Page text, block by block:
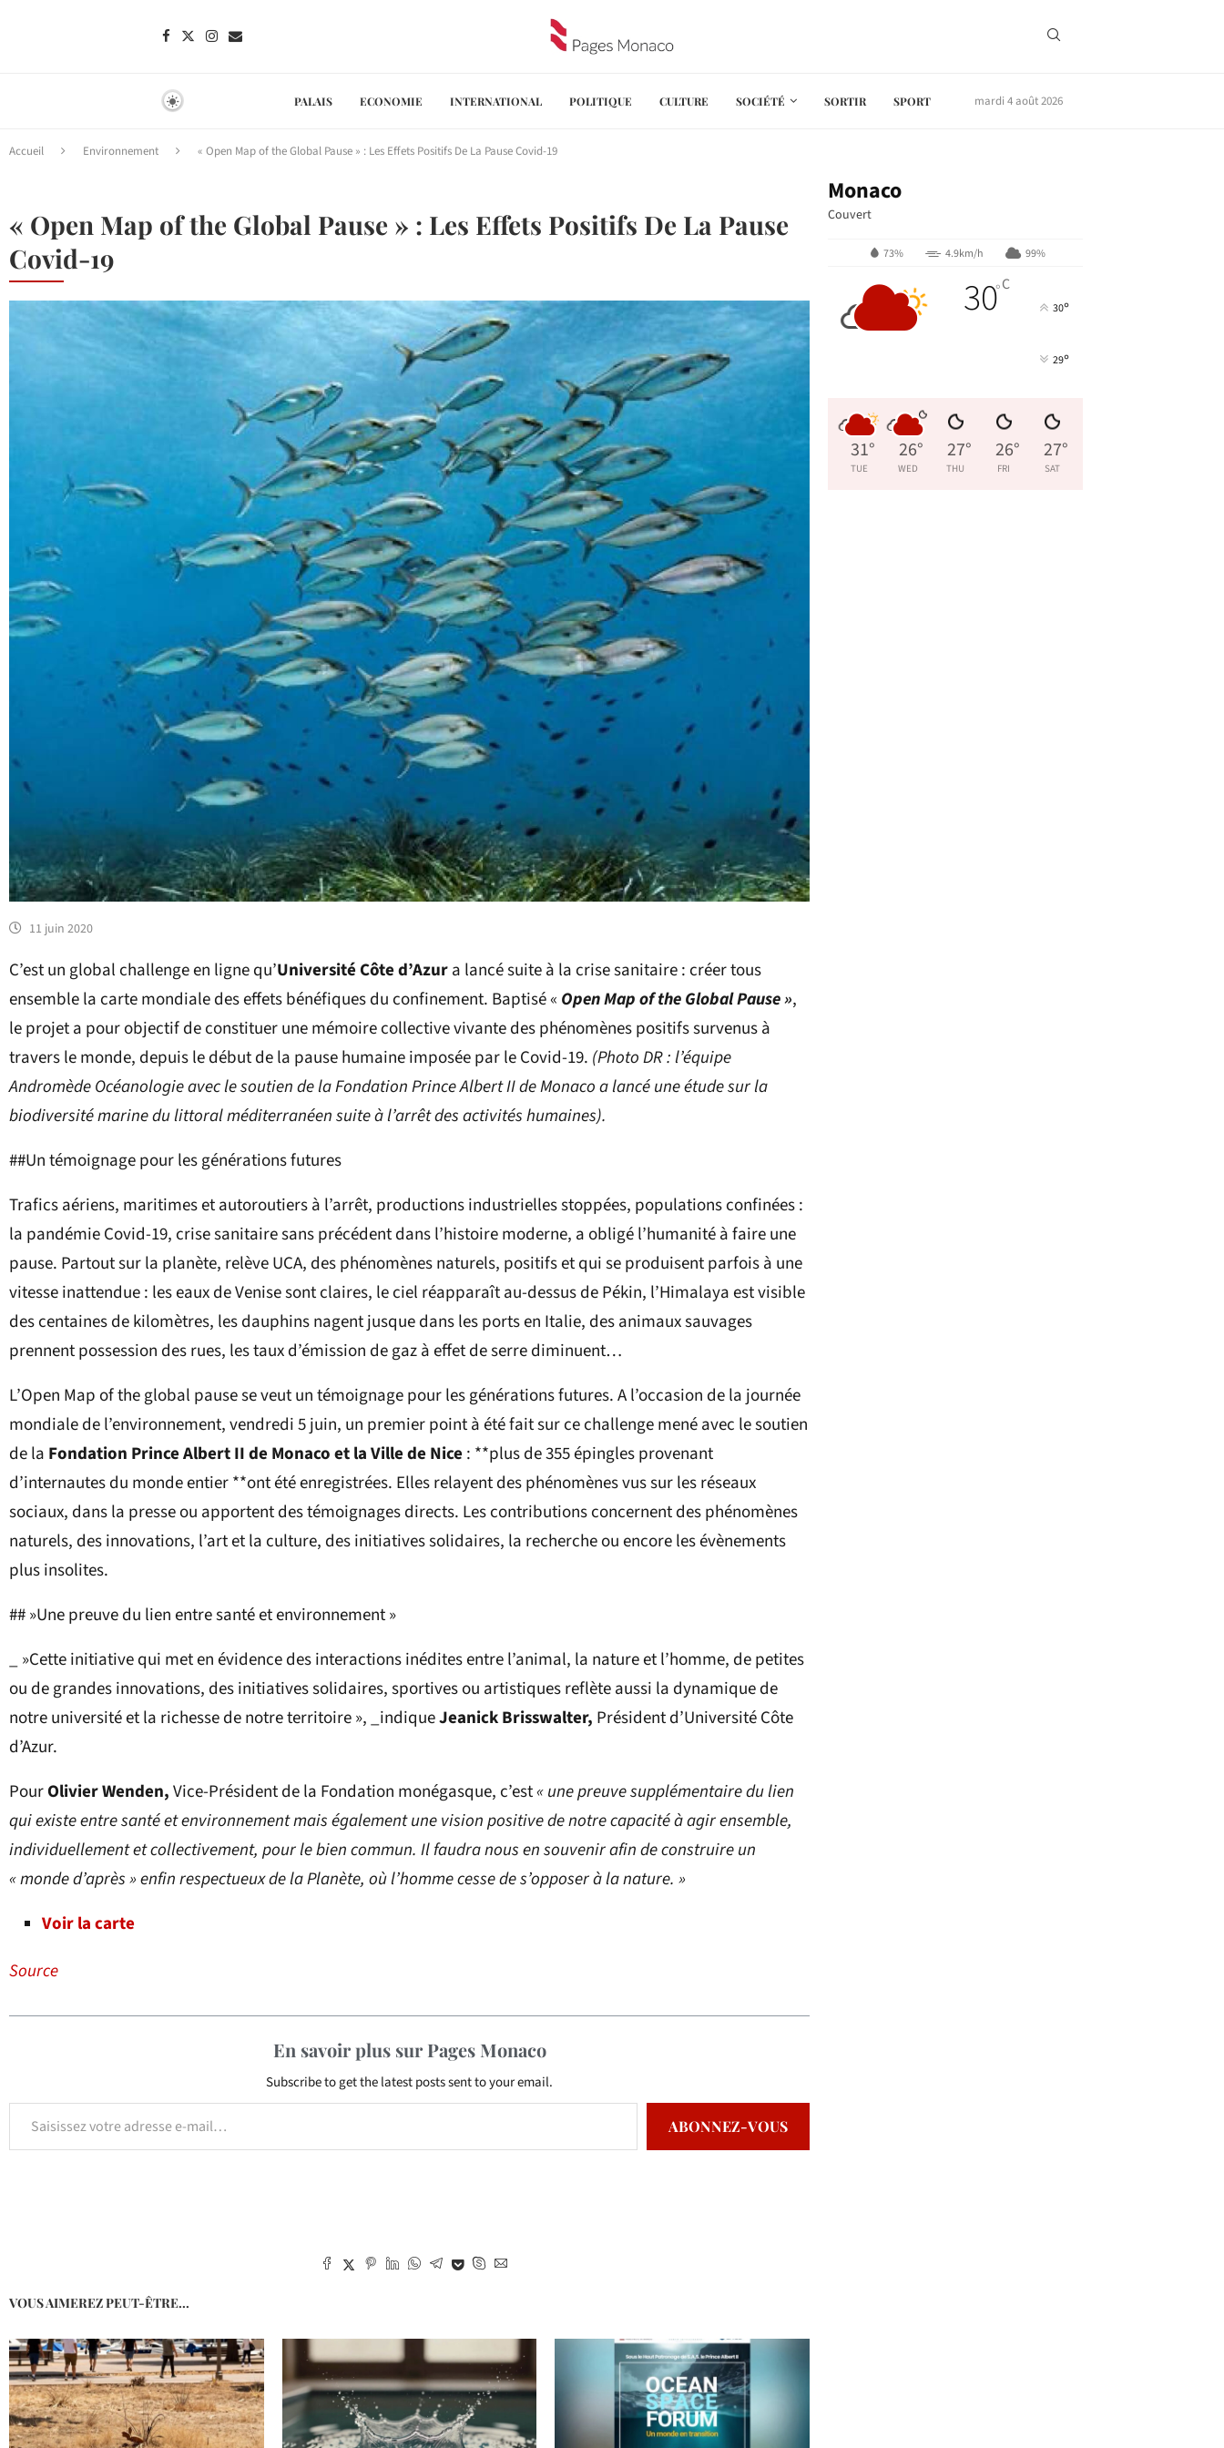
PALAIS ECONOMIE INTERNATIONAL POLITIQUE CULTURE SOCIÉTÉ SORTIR SPORT mardi 4 août 2026
Accueil Environnement « Open Map of the Global Pause » : Les Effets Positifs De La Pause Covid-19
« Open Map of the Global Pause » : Les Effets Positifs De La Pause
Covid-19
11 juin 2020
C’est un global challenge en ligne qu’Université Côte d’Azura lancé suite à la crise sanitaire : créer tous
ensemble la carte mondiale des effets bénéfiques du confinement. Baptisé « Open Map of the Global Pause »,
le projet a pour objectif de constituer une mémoire collective vivante des phénomènes positifs survenus à
travers le monde, depuis le début de la pause humaine imposée par le Covid-19. (Photo DR : l’équipe
Andromède Océanologie avec le soutien de la Fondation Prince Albert II de Monaco a lancé une étude sur la
biodiversité marine du littoral méditerranéen suite à l’arrêt des activités humaines).
##Un témoignage pour les générations futures
Trafics aériens, maritimes et autoroutiers à l’arrêt, productions industrielles stoppées, populations confinées :
la pandémie Covid-19, crise sanitaire sans précédent dans l’histoire moderne, a obligé l’humanité à faire une
pause. Partout sur la planète, relève UCA, des phénomènes naturels, positifs et qui se produisent parfois à une
vitesse inattendue : les eaux de Venise sont claires, le ciel réapparaît au-dessus de Pékin, l’Himalaya est visible
des centaines de kilomètres, les dauphins nagent jusque dans les ports en Italie, des animaux sauvages
prennent possession des rues, les taux d’émission de gaz à effet de serre diminuent…
L’Open Map of the global pause se veut un témoignage pour les générations futures. A l’occasion de la journée
mondiale de l’environnement, vendredi 5 juin, un premier point à été fait sur ce challenge mené avec le soutien
de la Fondation Prince Albert II de Monaco et la Ville de Nice: **plus de 355 épingles provenant
d’internautes du monde entier **ont été enregistrées. Elles relayent des phénomènes vus sur les réseaux
sociaux, dans la presse ou apportent des témoignages directs. Les contributions concernent des phénomènes
naturels, des innovations, l’art et la culture, des initiatives solidaires, la recherche ou encore les évènements
plus insolites.
## »Une preuve du lien entre santé et environnement »
_ »Cette initiative qui met en évidence des interactions inédites entre l’animal, la nature et l’homme, de petites
ou de grandes innovations, des initiatives solidaires, sportives ou artistiques reflète aussi la dynamique de
notre université et la richesse de notre territoire », _indiqueJeanick Brisswalter, Président d’Université Côte
d’Azur.
PourOlivier Wenden,Vice-Président de la Fondation monégasque, c’est« une preuve supplémentaire du lien
qui existe entre santé et environnement mais également une vision positive de notre capacité à agir ensemble,
individuellement et collectivement, pour le bien commun. Il faudra nous en souvenir afin de construire un
« monde d’après » enfin respectueux de la Planète, où l’homme cesse de s’opposer à la nature. »
Voir la carte
Source
En savoir plus sur Pages Monaco
Subscribe to get the latest posts sent to your email.
ABONNEZ-VOUS
VOUS AIMEREZ PEUT-ÊTRE...
Monaco
Couvert
73% 4.9km/h 99%
30°C
30°
29°
31°
TUE
26°
WED
27°
THU
26°
FRI
27°
SAT